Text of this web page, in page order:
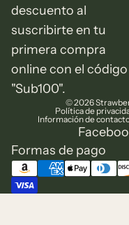
descuento al
suscribirte en tu
primera compra
online con el código
"Sub100".
© 2026
Política de
Información de
Formas de pago